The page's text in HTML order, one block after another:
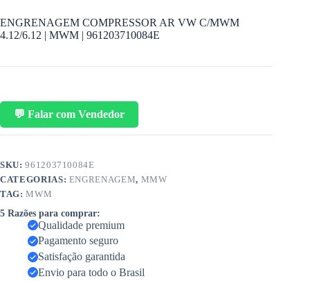
ENGRENAGEM COMPRESSOR AR VW C/MWM
4.12/6.12 | MWM | 961203710084E
💬 Falar com Vendedor
SKU:961203710084E
CATEGORIAS: ENGRENAGEM, MMW
TAG:MWM
5 Razões para comprar:
Qualidade premium
Pagamento seguro
Satisfação garantida
Envio para todo o Brasil